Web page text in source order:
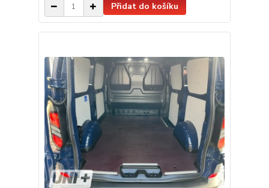
Přidat do košíku